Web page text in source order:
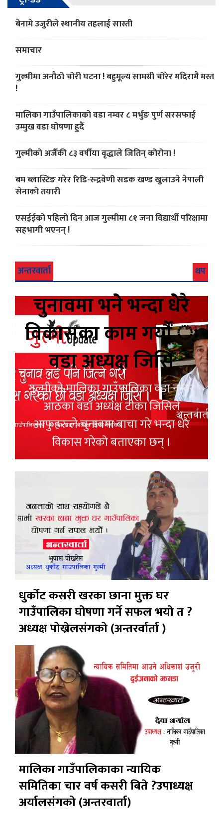
बेनामे उजुरीले स्थानीय तहलाई सास्ती
समाचार
गुल्मीमा अनौठो चोरी घटना ! बहुमूल्य सामग्री चोरेर मदिरामै मस्त
!
मालिका गाउँपालिकाको वडा नम्वर ८ मर्भुङ पुर्ण सरसफाई
उम्मुख वडा घोषणा हुदैं
गुल्मीको अर्जैकी ८३ वर्षीया वृद्धाले जितिन् कोरोना !
बम ब्लास्टिङ गरेर रिडि-रुद्रवेणी सडक खण्ड खुलाउने नेपाली
सेनाको तयारी
एसईईको पहिलो दिन आज गुल्मीमा ८१ जना विद्यार्थी परिक्षामा
सहभागी भएनन् !
अन्तरवार्ता थप
चुनावमा भने भन्दा धेरै
विकासका काम गर्यौं ः
वडा अध्यक्ष जिसि
गुल्मीको मालिका गाउँपालिका वडा नम्वर
आठका वडा अध्यक्ष टीका जिसिले
आफुहरुले चुनावमा बाचा गरे भन्दा धेरै
विकास गरेको बताएका छन् ।
धुर्कोट कसरी खरका छाना मुक्त घर
गाउँपालिका घोषणा गर्ने सफल भयो त ?
अध्यक्ष पोख्रेलसंगको (अन्तरर्वार्ता )
मालिका गाउँपालिकाका न्यायिक
समितिका चार वर्ष कसरी बिते ?उपाध्यक्ष
अर्यालसंंगको (अन्तरवार्ता)